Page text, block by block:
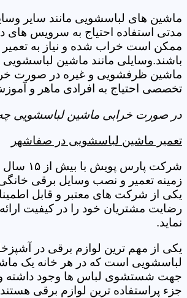
ماشین های لباسشویی مانند سایر
مدتی استفاده احتیاج به سرویس های
ممکن است خراب شده و نیاز به تعمیر
باشند.وسایلی مانند ماشین لباسشویی
ماشین ظرفشویی و غیره در صورت
تخصصی احتیاج به افرادی ماهر و
در صورت خرابی ماشین لباسشویی چه
تعمیر ماشین لباسشویی در صفاشهر
شرکت پارس
زمینه تعمیر و نصب وسایل برقی
یکی از شرکت های معتبر و قابل
رضایت مشتریان خود را در کیفیت
نماید.
یکی از مهم ترین لوازم برقی در
لباسشویی است که در هر خانه یک
جهت شستشوی لباس ها وجود داشته و
جزء پراستفاده ترین لوازم برقی